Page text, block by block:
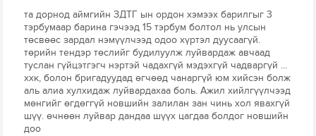
та дорнод аймгийн ЗДТГ ын ордон хэмээх барилгыг 3
тэрбумаар барина гэчээд 15 тэрбум болтол нь улсын
төсвөөс зардал нэмүүлчээд одоо хүртэл дуусаагүй.
төрийн тендэр төслийг будилуулж луйвардаж авчаад
туслан гүйцэтгэгч нэртэй чадахгүй мэдэхгүй чадваргүй ...
ххк, болон бригадуудад өгчөөд чанаргүй юм хийсэн болж
аль алиа хулхидаж луйвардахаа боль. Ажил хийлгүүлчээд
мөнгийг өгдөггүй новшийн залилан зан чинь хол явахгүй
шүү. өчнөөн луйвар дандаа шүүх цагдаа болдог новшийн
доо